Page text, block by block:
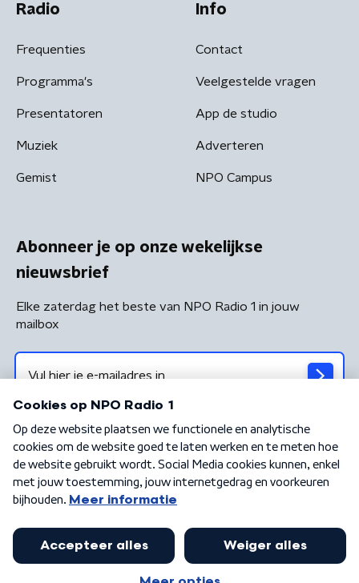
Radio
Frequenties
Programma's
Presentatoren
Muziek
Gemist
Info
Contact
Veelgestelde vragen
App de studio
Adverteren
NPO Campus
Abonneer je op onze wekelijkse
nieuwsbrief
Elke zaterdag het beste van NPO Radio 1 in jouw
mailbox
Algemene voorwaarden